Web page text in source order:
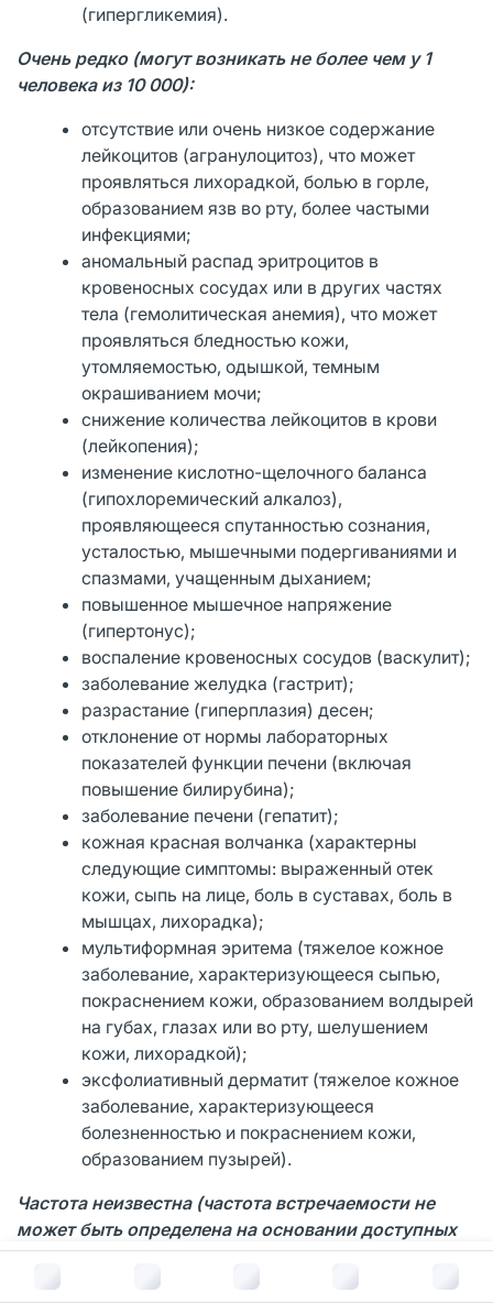
В корзину за
(гипергликемия).
Очень редко (могут возникать не более чем у 1
человека из 10 000):
отсутствие или очень низкое содержание
лейкоцитов (агранулоцитоз), что может
проявляться лихорадкой, болью в горле,
образованием язв во рту, более частыми
инфекциями;
аномальный распад эритроцитов в
кровеносных сосудах или в других частях
тела (гемолитическая анемия), что может
проявляться бледностью кожи,
утомляемостью, одышкой, темным
окрашиванием мочи;
снижение количества лейкоцитов в крови
(лейкопения);
изменение кислотно-щелочного баланса
(гипохлоремический алкалоз),
проявляющееся спутанностью сознания,
усталостью, мышечными подергиваниями и
спазмами, учащенным дыханием;
повышенное мышечное напряжение
(гипертонус);
воспаление кровеносных сосудов (васкулит);
заболевание желудка (гастрит);
разрастание (гиперплазия) десен;
отклонение от нормы лабораторных
показателей функции печени (включая
повышение билирубина);
заболевание печени (гепатит);
кожная красная волчанка (характерны
следующие симптомы: выраженный отек
кожи, сыпь на лице, боль в суставах, боль в
мышцах, лихорадка);
мультиформная эритема (тяжелое кожное
заболевание, характеризующееся сыпью,
покраснением кожи, образованием волдырей
на губах, глазах или во рту, шелушением
кожи, лихорадкой);
эксфолиативный дерматит (тяжелое кожное
заболевание, характеризующееся
болезненностью и покраснением кожи,
образованием пузырей).
Частота неизвестна (частота встречаемости не
может быть определена на основании доступных
данных):